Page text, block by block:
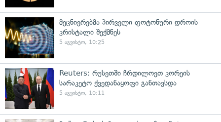
მეცნიერებმა პირველი ფოტონური დროის
კრისტალი შექმნეს
5 აგვისტო, 10:25
Reuters: რუსეთში ჩრდილოეთ კორეის
სარაკეტო ქვედანაყოფი განთავსდა
5 აგვისტო, 10:11